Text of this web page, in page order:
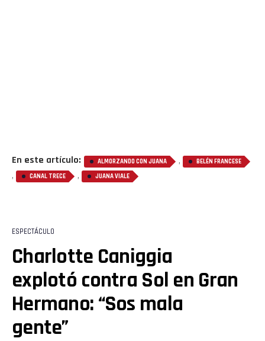
En este artículo: ALMORZANDO CON JUANA , BELÉN FRANCESE
, CANAL TRECE , JUANA VIALE
ESPECTÁCULO
Charlotte Caniggia
explotó contra Sol en Gran
Hermano: “Sos mala
gente”
Email